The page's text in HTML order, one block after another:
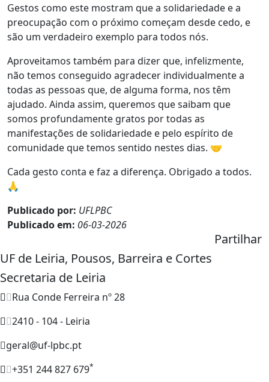
Gestos como este mostram que a solidariedade e a
preocupação com o próximo começam desde cedo, e
são um verdadeiro exemplo para todos nós.
Aproveitamos também para dizer que, infelizmente,
não temos conseguido agradecer individualmente a
todas as pessoas que, de alguma forma, nos têm
ajudado. Ainda assim, queremos que saibam que
somos profundamente gratos por todas as
manifestações de solidariedade e pelo espírito de
comunidade que temos sentido nestes dias. 🤝
Cada gesto conta e faz a diferença. Obrigado a todos.
🙏
Publicado por: UFLPBC
Publicado em: 06-03-2026
Partilhar
UF de Leiria, Pousos, Barreira e Cortes
Secretaria de Leiria
Rua Conde Ferreira nº 28
2410 - 104 - Leiria
geral@uf-lpbc.pt
+351 244 827 679*